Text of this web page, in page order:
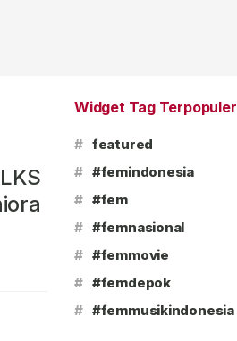
Widget Tag Terpopuler
# featured
# #femindonesia
# #fem
# #femnasional
# #femmovie
# #femdepok
# #femmusikindonesia